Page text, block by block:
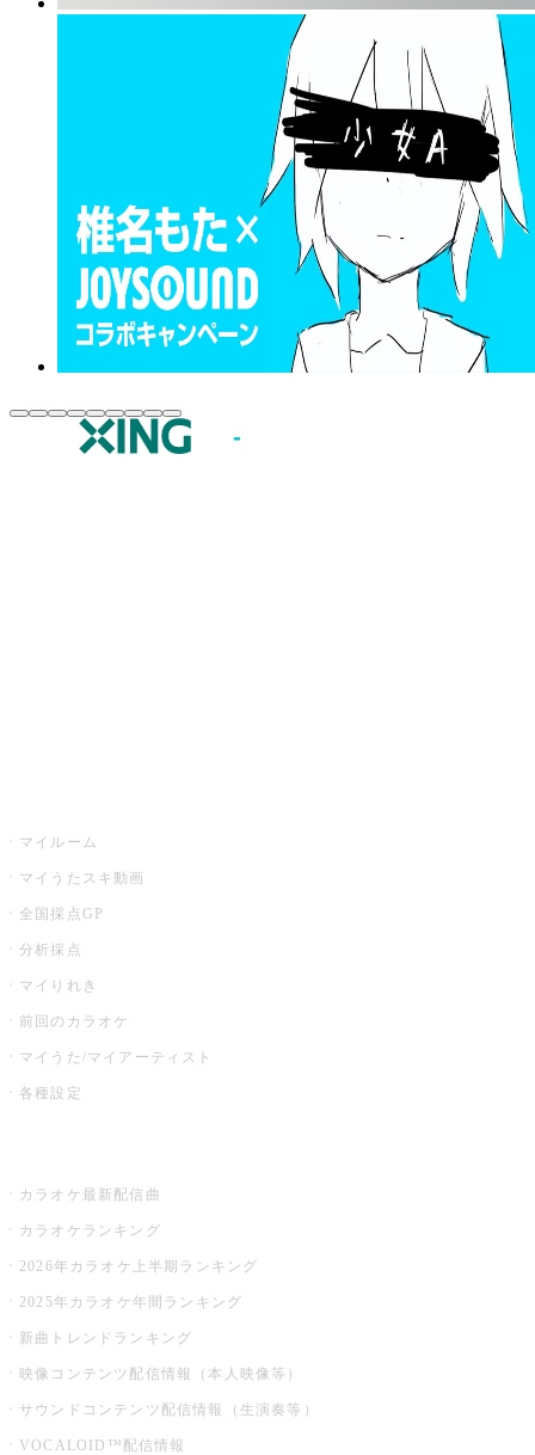
マイルーム
マイうたスキ動画
全国採点GP
分析採点
マイりれき
前回のカラオケ
マイうた/マイアーティスト
各種設定
カラオケ最新配信曲
カラオケランキング
2026年カラオケ上半期ランキング
2025年カラオケ年間ランキング
新曲トレンドランキング
映像コンテンツ配信情報（本人映像等）
サウンドコンテンツ配信情報（生演奏等）
VOCALOID™配信情報